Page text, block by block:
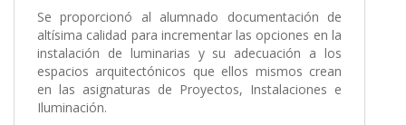
Se proporcionó al alumnado documentación de
altísima calidad para incrementar las opciones en la
instalación de luminarias y su adecuación a los
espacios arquitectónicos que ellos mismos crean
en las asignaturas de Proyectos, Instalaciones e
Iluminación.